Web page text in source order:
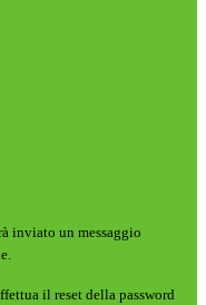
inviato un messaggio
il reset della password